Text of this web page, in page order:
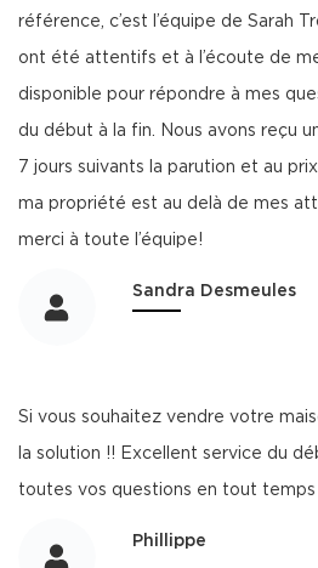
référence, c’est l’équipe de Sarah
ont été attentifs et à l’écoute de
disponible pour répondre à mes
du début à la fin. Nous avons reçu
7 jours suivants la parution et au
ma propriété est au delà de mes
merci à toute l’équipe!
Sandra Desmeules
Si vous souhaitez vendre votre
la solution !! Excellent service du
toutes vos questions en tout
Phillippe